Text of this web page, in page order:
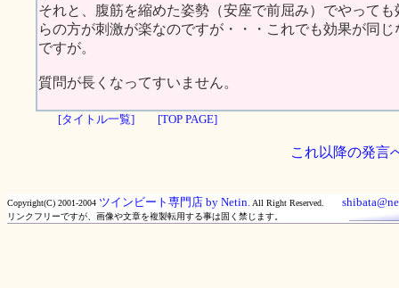
それと、腹筋を縮めた姿勢（安座で前屈み）でやって
らの方が刺激が楽なのですが・・・これでも効果が同
ですが。
質問が長くなってすいません。
[タイトル一覧] [TOP PAGE]
これ以降の発言
Copyright(C) 2001-2004 ツインビート専門店 by Netin. All Right Reserved.
リンクフリーですが、画像や文章を複製転用する事は固く禁じます。